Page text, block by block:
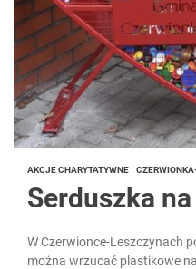
AKCJE CHARYTATYWNE
Serduszka
W Czerwionce-Leszczynach
można wrzucać plastikowe